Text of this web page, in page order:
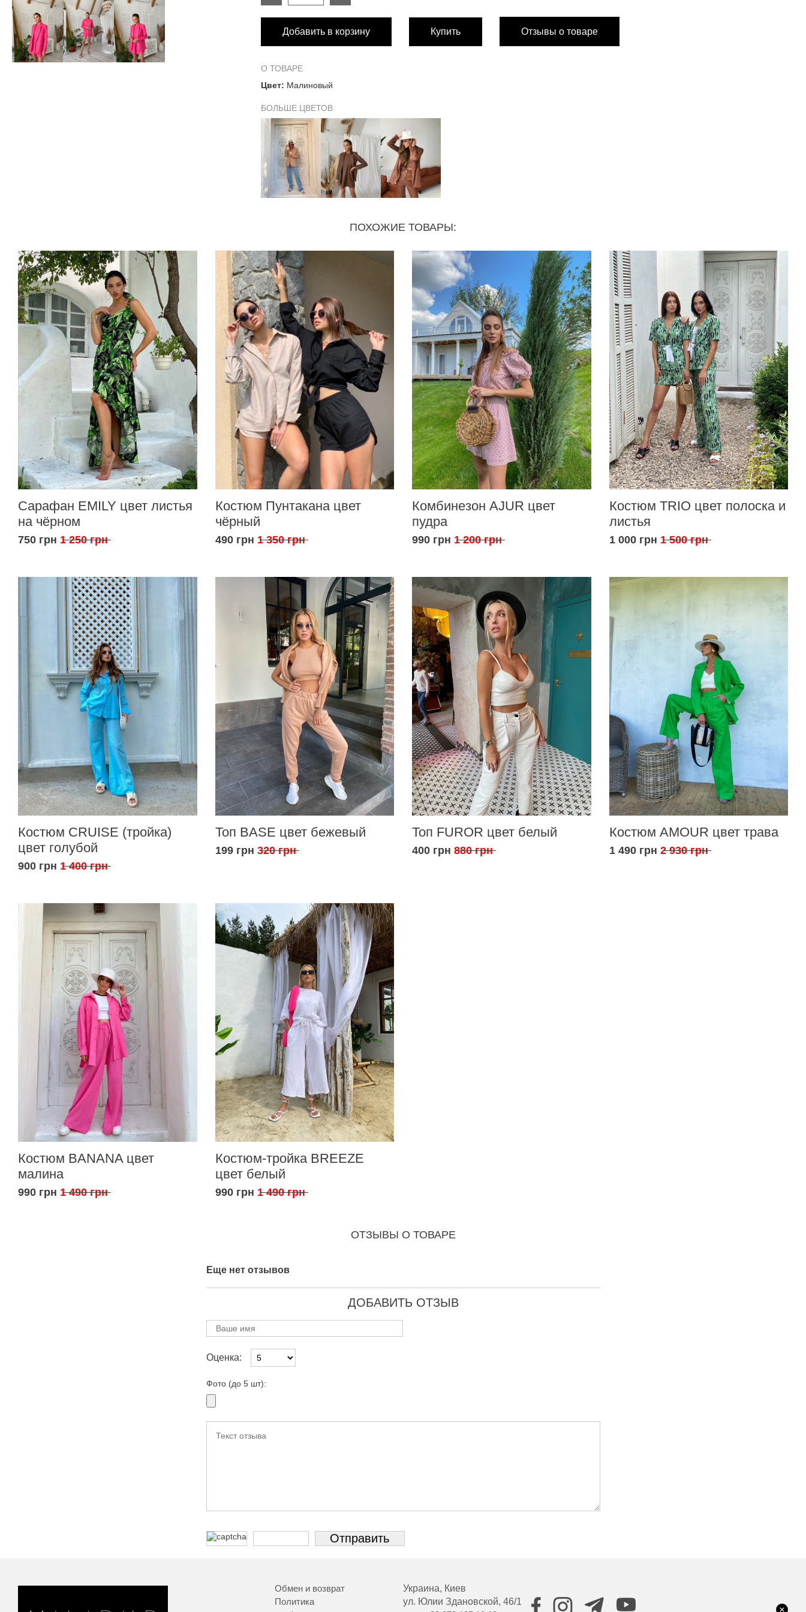
Длина изделия 70 см 71 см
Обхват талии
Измерения по низу изделия
Добавить в корзину Купить Отзывы о товаре
О ТОВАРЕ
Цвет: Малиновый
БОЛЬШЕ ЦВЕТОВ
ПОХОЖИЕ ТОВАРЫ:
Сарафан EMILY цвет листья
на чёрном
750 грн 1 250 грн
Костюм Пунтакана цвет
чёрный
490 грн 1 350 грн
Комбинезон AJUR цвет
пудра
990 грн 1 200 грн
Костюм TRIO цвет полоска и
листья
1 000 грн 1 500 грн
Костюм CRUISE (тройка)
цвет голубой
900 грн 1 400 грн
Топ BASE цвет бежевый
199 грн 320 грн
Топ FUROR цвет белый
400 грн 880 грн
Костюм AMOUR цвет трава
1 490 грн 2 930 грн
Костюм BANANA цвет
малина
990 грн 1 490 грн
Костюм-тройка BREEZE
цвет белый
990 грн 1 490 грн
ОТЗЫВЫ О ТОВАРЕ
Еще нет отзывов
ДОБАВИТЬ ОТЗЫВ
Оценка:
Фото (до 5 шт):
Обмен и возврат
Политика
Украина, Киев
ул. Юлии Здановской, 46/1